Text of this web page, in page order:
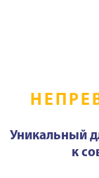
Уникальный
к